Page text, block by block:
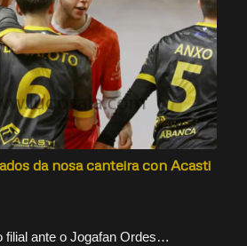
da nosa canteira con Acasti
filial ante o Jogafan Ordes…